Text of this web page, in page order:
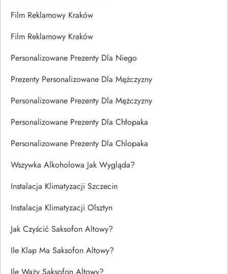
Film Reklamowy Kraków
Film Reklamowy Kraków
Personalizowane Prezenty Dla Niego
Prezenty Personalizowane Dla Mężczyzny
Personalizowane Prezenty Dla Mężczyzny
Personalizowane Prezenty Dla Chłopaka
Personalizowane Prezenty Dla Chlopaka
Wszywka Alkoholowa Jak Wygląda?
Instalacja Klimatyzacji Szczecin
Instalacja Klimatyzacji Olsztyn
Jak Czyścić Saksofon Altowy?
Ile Klap Ma Saksofon Altowy?
Ile Waży Saksofon Altowy?